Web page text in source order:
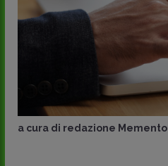
a cura di redazione Memento